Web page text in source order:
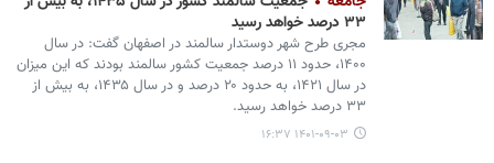
۳۳ درصد خواهد رسید
مجری طرح شهر دوستدار سالمند در اصفهان گفت: در سال
۱۴۰۰، حدود ۱۱ درصد جمعیت کشور سالمند بودند که این میزان
در سال ۱۴۲۱، به حدود ۲۰ درصد و در سال ۱۴۳۵، به بیش از
۳۳ درصد خواهد رسید.
۱۴۰۱-۰۹-۰۳ ۱۶:۳۷